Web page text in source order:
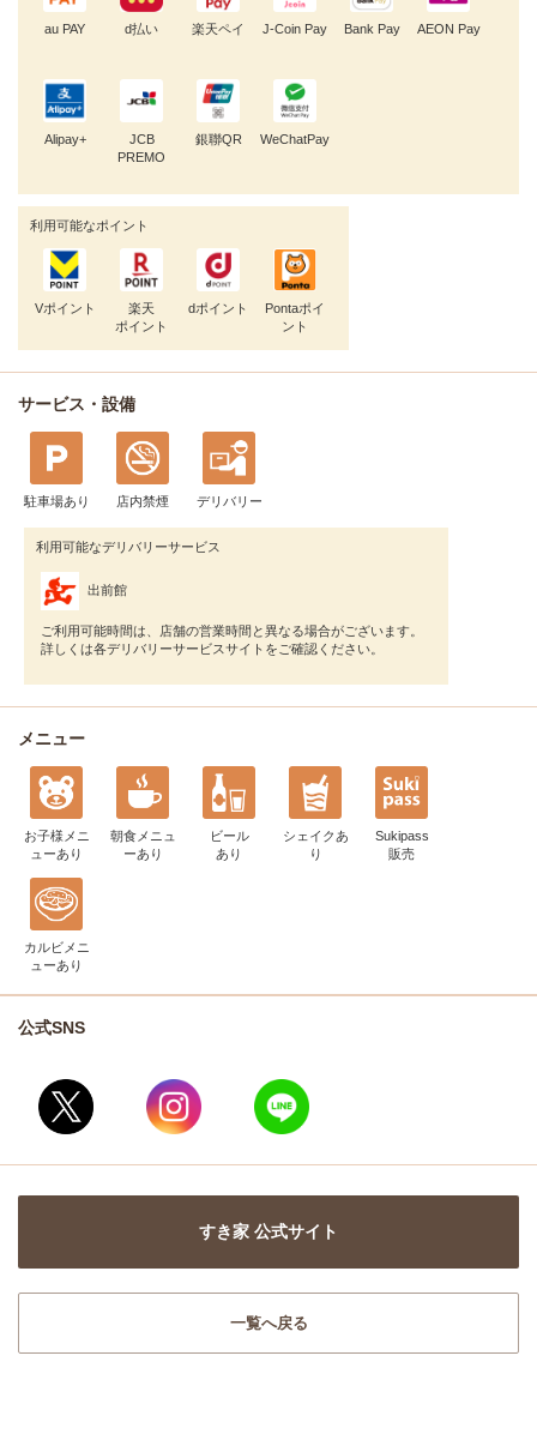
au PAY d払い 楽天ペイ J-Coin Pay Bank Pay AEON Pay
Alipay+
JCB
PREMO
銀聯QR WeChatPay
利用可能なポイント
Vポイント
楽天
ポイント
dポイント
Pontaポイ
ント
サービス・設備
駐車場あり 店内禁煙 デリバリー
利用可能なデリバリーサービス
出前館
ご利用可能時間は、店舗の営業時間と異なる場合がございます。
詳しくは各デリバリーサービスサイトをご確認ください。
メニュー
お子様メニ
ューあり
朝食メニュ
ーあり
ビール
あり
シェイク あ
り
Sukipass
販売
カルビメニ
ューあり
公式SNS
すき家 公式サイト
一覧へ戻る